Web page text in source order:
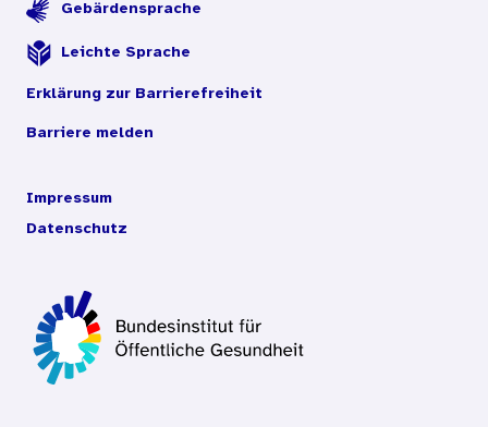
Gebärdensprache
Leichte Sprache
Erklärung zur Barrierefreiheit
Barriere melden
Impressum
Datenschutz